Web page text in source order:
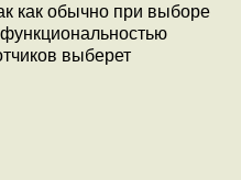
как обычно при выборе
выберет